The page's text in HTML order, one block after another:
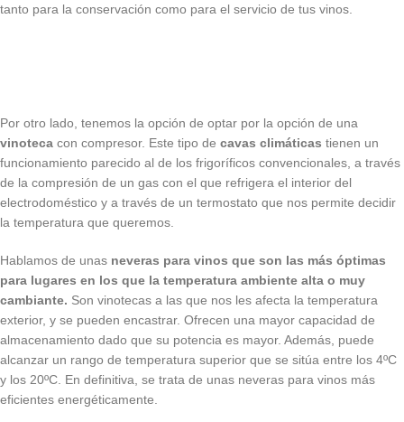
tanto para la conservación como para el servicio de tus vinos.
Por otro lado, tenemos la opción de optar por la opción de una
vinoteca con compresor. Este tipo de cavas climáticas tienen un
funcionamiento parecido al de los frigoríficos convencionales, a través
de la compresión de un gas con el que refrigera el interior del
electrodoméstico y a través de un termostato que nos permite decidir
la temperatura que queremos.
Hablamos de unas neveras para vinos que son las más óptimas
para lugares en los que la temperatura ambiente alta o muy
cambiante. Son vinotecas a las que nos les afecta la temperatura
exterior, y se pueden encastrar. Ofrecen una mayor capacidad de
almacenamiento dado que su potencia es mayor. Además, puede
alcanzar un rango de temperatura superior que se sitúa entre los 4ºC
y los 20ºC. En definitiva, se trata de unas neveras para vinos más
eficientes energéticamente.